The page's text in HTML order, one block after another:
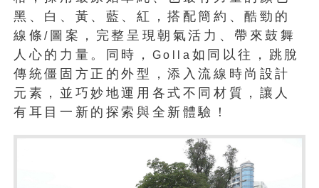
黑、白、黃、藍、紅，搭配簡約、酷勁的
線條/ 圖案，完整呈現朝氣活力、帶來鼓舞
人心的力量。同時，
Golla 如同以往，跳脫
傳統僵固方正的外型，添入流線時尚設計
元素，並巧妙地運用各式不同材質，讓人
有耳目一新的探索與全新體驗！